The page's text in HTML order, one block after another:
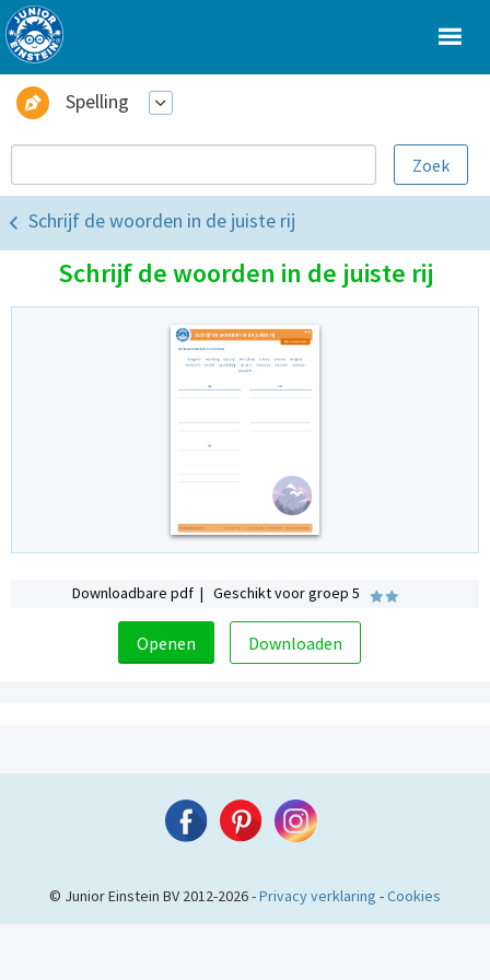
Spelling
Schrijf de woorden in de juiste rij
Schrijf de woorden in de juiste rij
Downloadbare pdf | Geschikt voor groep 5
Openen Downloaden
© Junior Einstein BV 2012-2026 -Privacy verklaring -Cookies